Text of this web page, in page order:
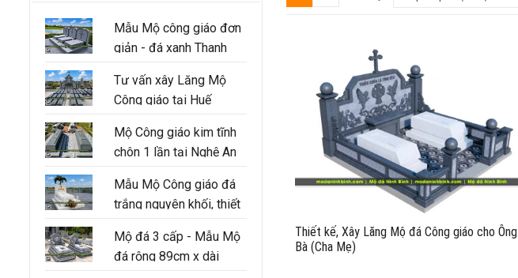
Thiết kế, Xây Lăng Mộ đá Công giáo cho Ông
Bà (Cha Mẹ)
Mẫu Mộ công giáo đơn
giản - đá xanh Thanh
Tư vấn xây Lăng Mộ
Công giáo tại Huế
Mộ Công giáo kim tĩnh
chôn 1 lần tại Nghệ An
Mẫu Mộ Công giáo đá
trắng nguyên khối, thiết
Mộ đá 3 cấp - Mẫu Mộ
đá rộng 89cm x dài